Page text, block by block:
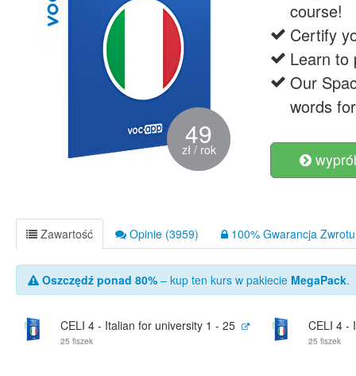
49
zł / rok
course!
Certify
Learn to
Our
words
Zawartość Opinie (3959) 100% Gwarancja
Oszczędź ponad 80% – kup ten kurs w pakiecie MegaPack.
CELI 4 - Italian for university 1 - 25
25 fiszek
CELI 4 -
25 fiszek